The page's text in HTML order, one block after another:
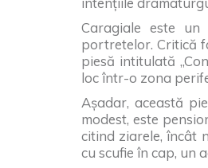
Caragiale este
portretelor. Critică
piesă intitulată
loc într-o zona
Așadar, această
modest, este
citind ziarele, încât
cu scufie în cap, un